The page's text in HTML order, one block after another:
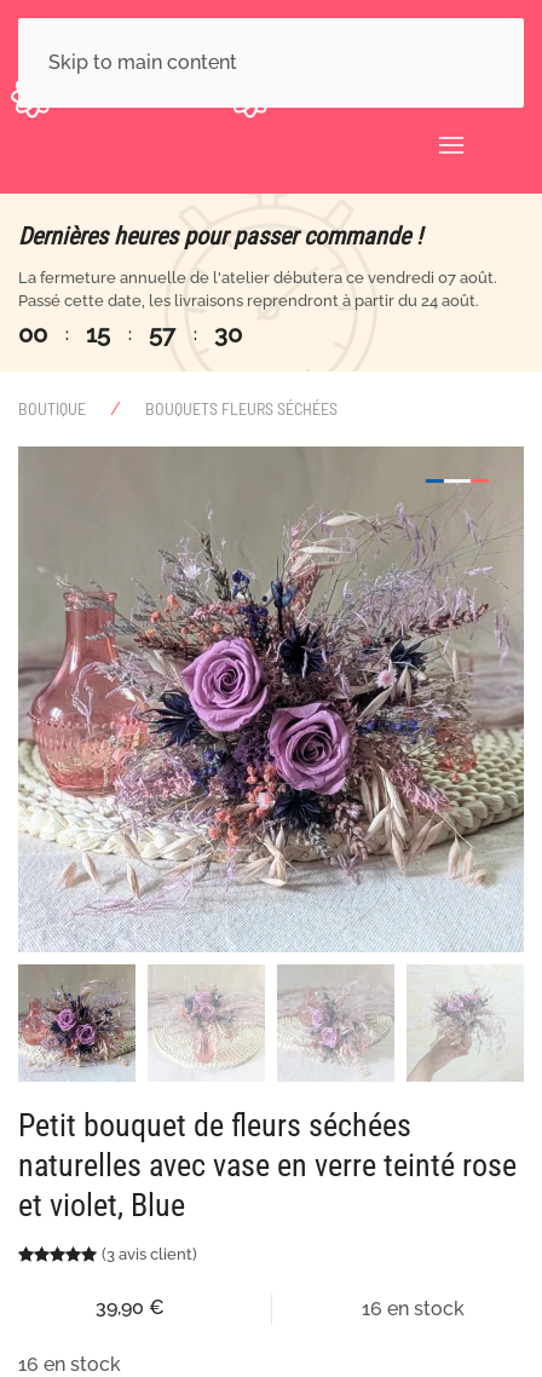
Skip to main content
Dernières heures pour passer commande !
La fermeture annuelle de l'atelier débutera ce vendredi 07 août.
Passé cette date, les livraisons reprendront à partir du 24 août.
00 : 15 : 57 : 30
BOUTIQUE BOUQUETS FLEURS SÉCHÉES
Petit bouquet de fleurs séchées
naturelles avec vase en verre teinté rose
et violet, Blue
Noté5.00sur 5 basé sur
3(3 avis client)
39,90 € 16 en stock
16 en stock